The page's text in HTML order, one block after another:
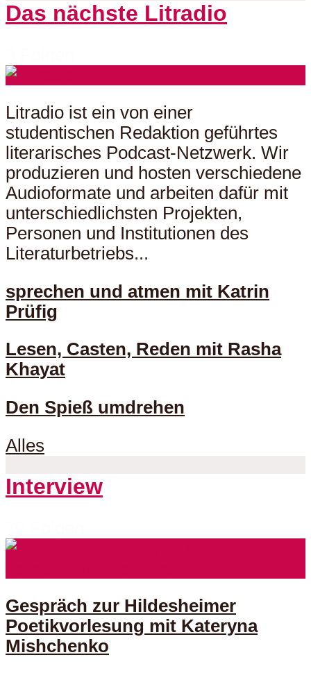
Das nächste Litradio
Litradio ist ein von einer
studentischen Redaktion geführtes
literarisches Podcast-Netzwerk. Wir
produzieren und hosten verschiedene
Audioformate und arbeiten dafür mit
unterschiedlichsten Projekten,
Personen und Institutionen des
Literaturbetriebs...
sprechen und atmen mit Katrin
Prüfig
Lesen, Casten, Reden mit Rasha
Khayat
Den Spieß umdrehen
Alles
Interview
Gespräch zur Hildesheimer
Poetikvorlesung mit Kateryna
Mishchenko